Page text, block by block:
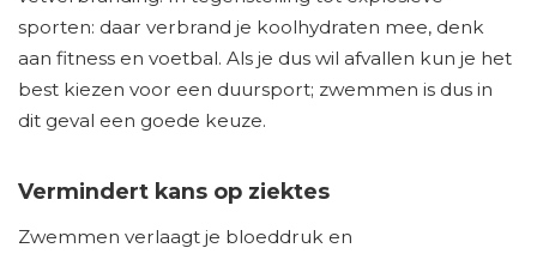
sporten: daar verbrand je koolhydraten mee, denk
aan fitness en voetbal. Als je dus wil afvallen kun je het
best kiezen voor een duursport; zwemmen is dus in
dit geval een goede keuze.
Vermindert kans op ziektes
Zwemmen verlaagt je bloeddruk en